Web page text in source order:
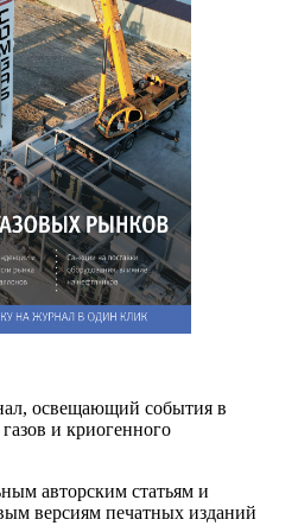
освещающий события в
и криогенного
авторским статьям и
версиям печатных изданий